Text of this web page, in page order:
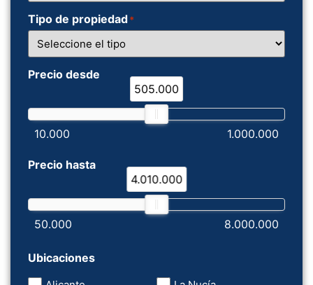
Tipo de propiedad*
Precio desde
505.000
10.000 1.000.000
Precio hasta
4.010.000
50.000 8.000.000
Ubicaciones